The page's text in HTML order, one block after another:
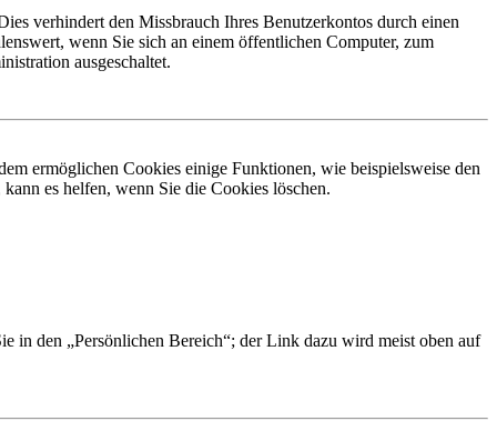
verhindert den Missbrauch Ihres Benutzerkontos durch einen
wenn Sie sich an einem öffentlichen Computer, zum
ausgeschaltet.
ermöglichen Cookies einige Funktionen, wie beispielsweise den
es helfen, wenn Sie die Cookies löschen.
in den „Persönlichen Bereich“; der Link dazu wird meist oben auf